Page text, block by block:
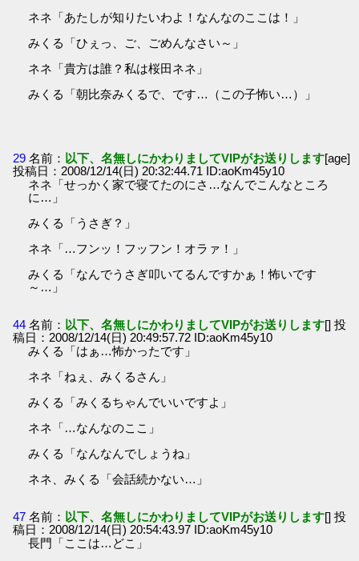
ネネ「あたしが知りたいわよ！なんなのここは！」
みくる「ひぇっ、ご、ごめんなさい～」
ネネ「貴方は誰？私は桜田ネネ」
みくる「朝比奈みくるで、です…（この子怖い…）」
29 名前： 以下、名無しにかわりましてVIPがお送りします[age]
投稿日：2008/12/14(日) 20:32:44.71 ID:aoKm45y10
ネネ「せっかく家で寝てたのにさ…なんでこんなところ
に…」
みくる「うさぎ？」
ネネ「…フンッ！フッフン！オラァ！」
みくる「なんでうさぎ叩いてるんですかぁ！怖いです
～…」
44 名前： 以下、名無しにかわりましてVIPがお送りします[] 投
稿日：2008/12/14(日) 20:49:57.72 ID:aoKm45y10
みくる「はぁ…怖かったです」
ネネ「ねぇ、みくるさん」
みくる「みくるちゃんでいいですよ」
ネネ「…なんなのここ」
みくる「なんなんでしょうね」
ネネ、みくる「会話続かない…」
47 名前： 以下、名無しにかわりましてVIPがお送りします[] 投
稿日：2008/12/14(日) 20:54:43.97 ID:aoKm45y10
長門「ここは…どこ」